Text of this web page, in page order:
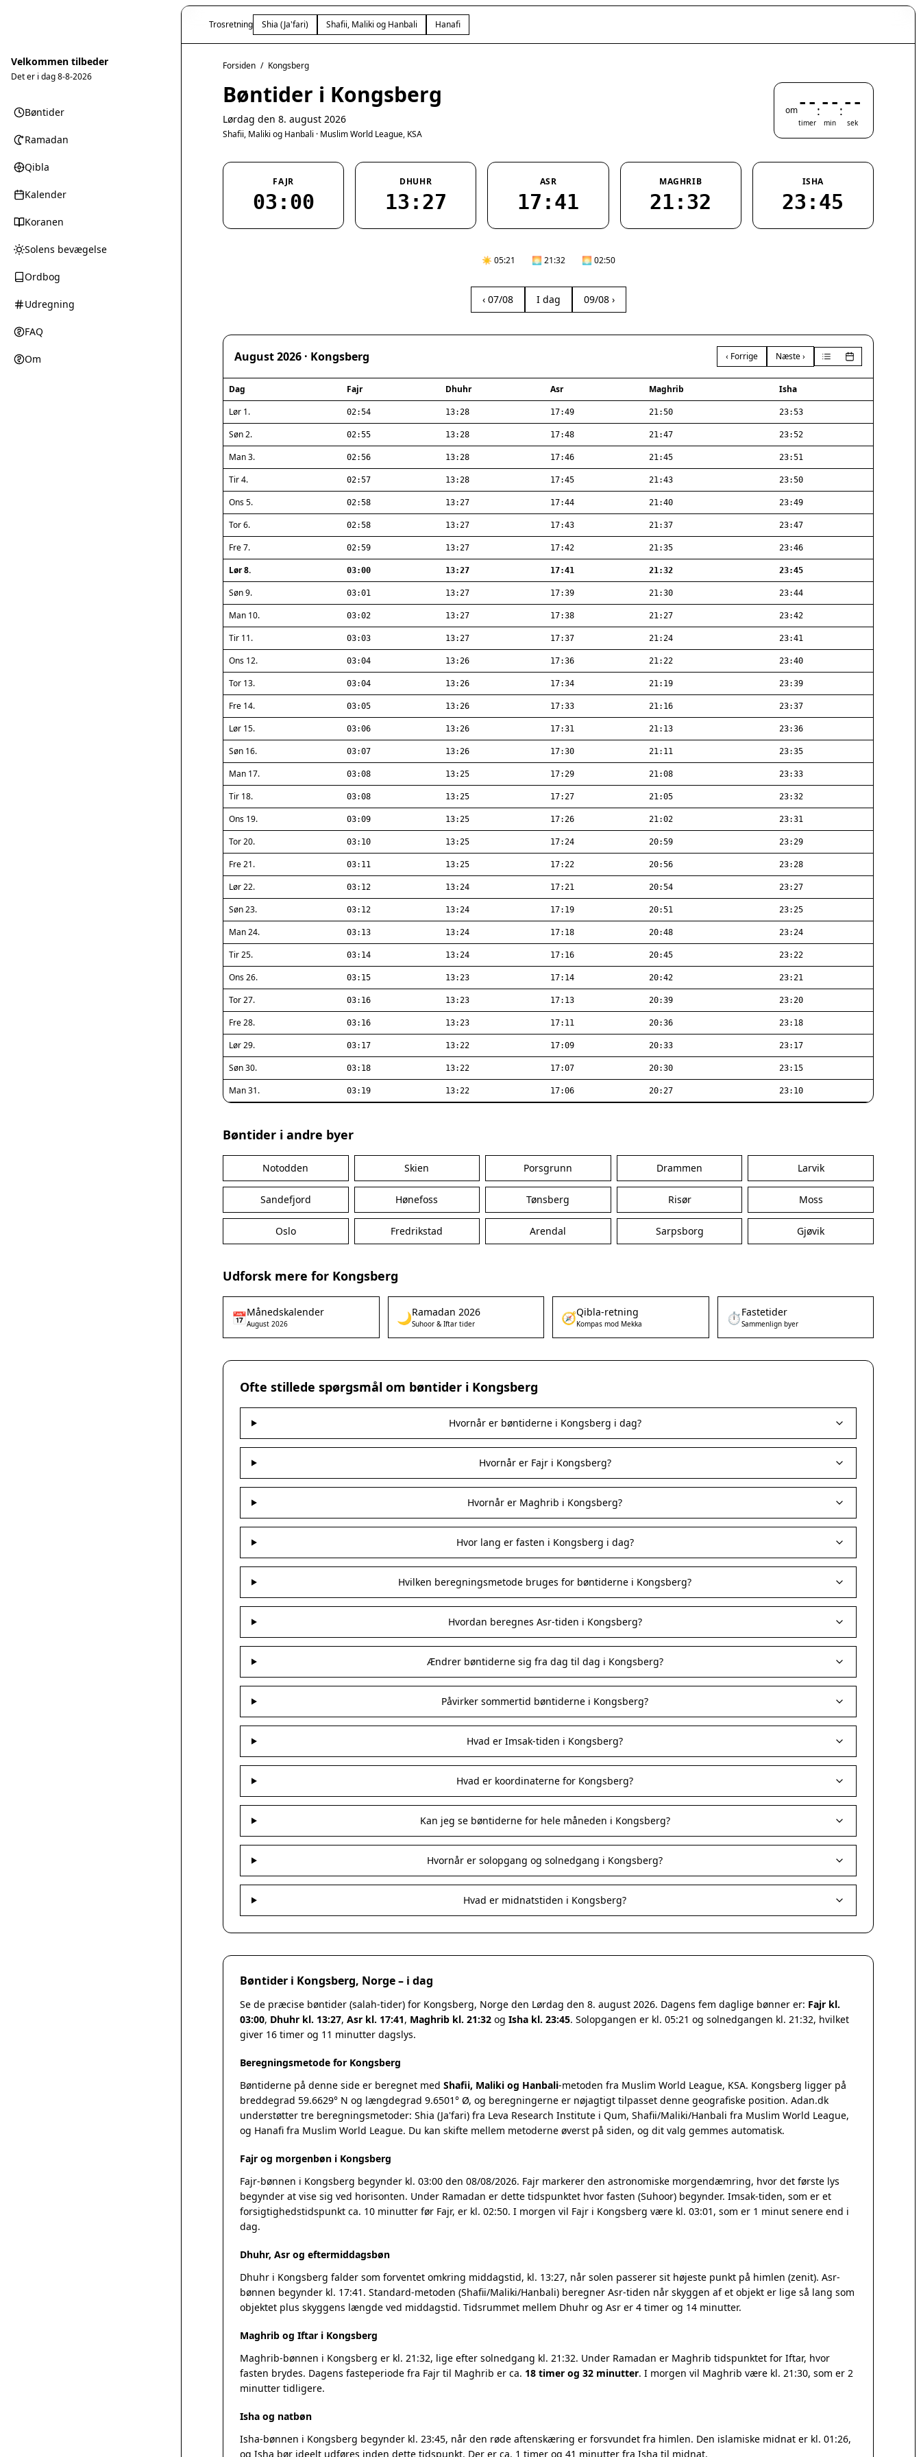
Velkommen tilbeder
Det er i dag8-8-2026
Bøntider
Ramadan
Qibla
Kalender
Koranen
Solens bevægelse
Ordbog
Udregning
FAQ
Om
Trosretning Shia (Ja'fari) Shafii, Maliki og Hanbali Hanafi
Forsiden / Kongsberg
Bøntider i Kongsberg
Lørdag den 8. august 2026
Shafii, Maliki og Hanbali · Muslim World League, KSA
om--
timer
:--
min
:--
sek
FAJR
03:00
DHUHR
13:27
ASR
17:41
MAGHRIB
21:32
ISHA
23:45
☀️ 05:21 🌅 21:32 🌅 02:50
‹ 07/08 I dag 09/08 ›
August 2026 · Kongsberg ‹ Forrige Næste ›
Dag Fajr Dhuhr Asr Maghrib
Isha
Lør 1.
02:54 13:28 17:49 21:50 23:53
Søn 2. 02:55 13:28 17:48 21:47 23:52
Man 3. 02:56 13:28 17:46 21:45 23:51
Tir 4. 02:57 13:28 17:45 21:43 23:50
Ons 5. 02:58 13:27 17:44 21:40 23:49
Tor 6. 02:58 13:27 17:43 21:37 23:47
Fre 7. 02:59 13:27 17:42 21:35 23:46
Lør 8. 03:00 13:27 17:41 21:32 23:45
Søn 9. 03:01 13:27 17:39 21:30 23:44
Man 10. 03:02 13:27 17:38 21:27 23:42
Tir 11. 03:03 13:27 17:37 21:24 23:41
Ons 12. 03:04 13:26 17:36 21:22 23:40
Tor 13. 03:04 13:26 17:34 21:19 23:39
Fre 14. 03:05 13:26 17:33 21:16 23:37
Lør 15. 03:06 13:26 17:31 21:13 23:36
Søn 16. 03:07 13:26 17:30 21:11 23:35
Man 17. 03:08 13:25 17:29 21:08 23:33
Tir 18. 03:08 13:25 17:27 21:05 23:32
Ons 19. 03:09 13:25 17:26 21:02 23:31
Tor 20. 03:10 13:25 17:24 20:59 23:29
Fre 21. 03:11 13:25 17:22 20:56 23:28
Lør 22. 03:12 13:24 17:21 20:54 23:27
Søn 23. 03:12 13:24 17:19 20:51 23:25
Man 24. 03:13 13:24 17:18 20:48 23:24
Tir 25. 03:14 13:24 17:16 20:45 23:22
Ons 26. 03:15 13:23 17:14 20:42 23:21
Tor 27. 03:16 13:23 17:13 20:39 23:20
Fre 28. 03:16 13:23 17:11 20:36 23:18
Lør 29. 03:17 13:22 17:09 20:33 23:17
Søn 30. 03:18 13:22 17:07 20:30 23:15
Man 31. 03:19 13:22 17:06 20:27 23:10
Bøntider i andre byer
Notodden Skien Porsgrunn Drammen Larvik
Sandefjord Hønefoss Tønsberg Risør Moss
Oslo Fredrikstad Arendal Sarpsborg Gjøvik
Udforsk mere for Kongsberg
📅Månedskalender
August 2026 🌙Ramadan 2026
Suhoor & Iftar tider 🧭Qibla-retning
Kompas mod Mekka ⏱️Fastetider
Sammenlign byer
Ofte stillede spørgsmål om bøntider i Kongsberg
Hvornår er bøntiderne i Kongsberg i dag?
Hvornår er Fajr i Kongsberg?
Hvornår er Maghrib i Kongsberg?
Hvor lang er fasten i Kongsberg i dag?
Hvilken beregningsmetode bruges for bøntiderne i Kongsberg?
Hvordan beregnes Asr-tiden i Kongsberg?
Ændrer bøntiderne sig fra dag til dag i Kongsberg?
Påvirker sommertid bøntiderne i Kongsberg?
Hvad er Imsak-tiden i Kongsberg?
Hvad er koordinaterne for Kongsberg?
Kan jeg se bøntiderne for hele måneden i Kongsberg?
Hvornår er solopgang og solnedgang i Kongsberg?
Hvad er midnatstiden i Kongsberg?
Bøntider i Kongsberg, Norge – i dag
Se de præcise bøntider (salah-tider) for Kongsberg, Norge den Lørdag den 8. august 2026. Dagens fem daglige bønner er: Fajr kl.
03:00, Dhuhr kl. 13:27, Asr kl. 17:41, Maghrib kl. 21:32 og Isha kl. 23:45. Solopgangen er kl. 05:21 og solnedgangen kl. 21:32, hvilket
giver 16 timer og 11 minutter dagslys.
Beregningsmetode for Kongsberg
Bøntiderne på denne side er beregnet med Shafii, Maliki og Hanbali-metoden fra Muslim World League, KSA. Kongsberg ligger på
breddegrad 59.6629° N og længdegrad 9.6501° Ø, og beregningerne er nøjagtigt tilpasset denne geografiske position. Adan.dk
understøtter tre beregningsmetoder: Shia (Ja'fari) fra Leva Research Institute i Qum, Shafii/Maliki/Hanbali fra Muslim World League,
og Hanafi fra Muslim World League. Du kan skifte mellem metoderne øverst på siden, og dit valg gemmes automatisk.
Fajr og morgenbøn i Kongsberg
Fajr-bønnen i Kongsberg begynder kl. 03:00 den 08/08/2026. Fajr markerer den astronomiske morgendæmring, hvor det første lys
begynder at vise sig ved horisonten. Under Ramadan er dette tidspunktet hvor fasten (Suhoor) begynder. Imsak-tiden, som er et
forsigtighedstidspunkt ca. 10 minutter før Fajr, er kl. 02:50. I morgen vil Fajr i Kongsberg være kl. 03:01, som er 1 minut senere end i
dag.
Dhuhr, Asr og eftermiddagsbøn
Dhuhr i Kongsberg falder som forventet omkring middagstid, kl. 13:27, når solen passerer sit højeste punkt på himlen (zenit). Asr-
bønnen begynder kl. 17:41. Standard-metoden (Shafii/Maliki/Hanbali) beregner Asr-tiden når skyggen af et objekt er lige så lang som
objektet plus skyggens længde ved middagstid. Tidsrummet mellem Dhuhr og Asr er 4 timer og 14 minutter.
Maghrib og Iftar i Kongsberg
Maghrib-bønnen i Kongsberg er kl. 21:32, lige efter solnedgang kl. 21:32. Under Ramadan er Maghrib tidspunktet for Iftar, hvor
fasten brydes. Dagens fasteperiode fra Fajr til Maghrib er ca. 18 timer og 32 minutter. I morgen vil Maghrib være kl. 21:30, som er 2
minutter tidligere.
Isha og natbøn
Isha-bønnen i Kongsberg begynder kl. 23:45, når den røde aftenskæring er forsvundet fra himlen. Den islamiske midnat er kl. 01:26,
og Isha bør ideelt udføres inden dette tidspunkt. Der er ca. 1 timer og 41 minutter fra Isha til midnat.